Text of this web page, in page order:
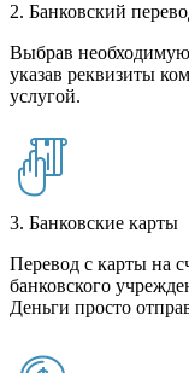
2. Банковский
Выбрав необходимую
указав реквизиты
услугой.
3. Банковские карты
Перевод с карты на
банковского
Деньги просто